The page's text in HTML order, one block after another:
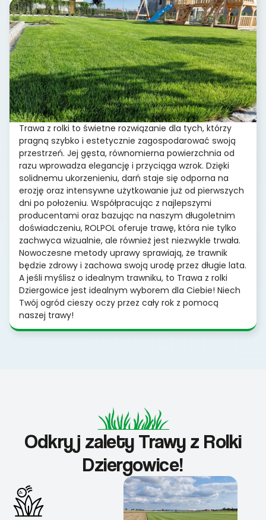
Trawa z rolki to świetne rozwiązanie dla tych, którzy
pragną szybko i estetycznie zagospodarować swoją
przestrzeń. Jej gęsta, równomierna powierzchnia od
razu wprowadza elegancję i przyciąga wzrok. Dzięki
solidnemu ukorzenieniu, darń staje się odporna na
erozję oraz intensywne użytkowanie już od pierwszych
dni po położeniu. Współpracując z najlepszymi
producentami oraz bazując na naszym długoletnim
doświadczeniu, ROLPOL oferuje trawę, która nie tylko
zachwyca wizualnie, ale również jest niezwykle trwała.
Nowoczesne metody uprawy sprawiają, że trawnik
będzie zdrowy i zachowa swoją urodę przez długie lata.
A jeśli myślisz o idealnym trawniku, to Trawa z rolki
Dziergowice jest idealnym wyborem dla Ciebie! Niech
Twój ogród cieszy oczy przez cały rok z pomocą
naszej trawy!
Odkryj zalety Trawy z Rolki
Dziergowice!